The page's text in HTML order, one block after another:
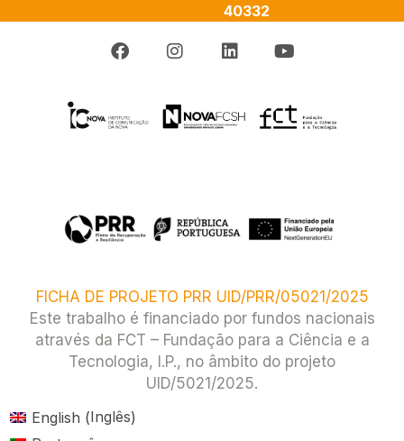
40332
FICHA DE PROJETO PRR UID/PRR/05021/2025
Este trabalho é financiado por fundos nacionais
através da FCT – Fundação para a Ciência e a
Tecnologia, I.P., no âmbito do projeto
UID/5021/2025.​
English (Inglês)